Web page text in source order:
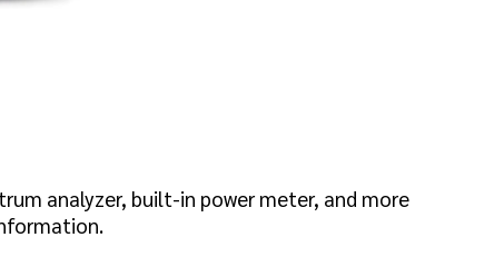
analyzer, built-in power meter, and more